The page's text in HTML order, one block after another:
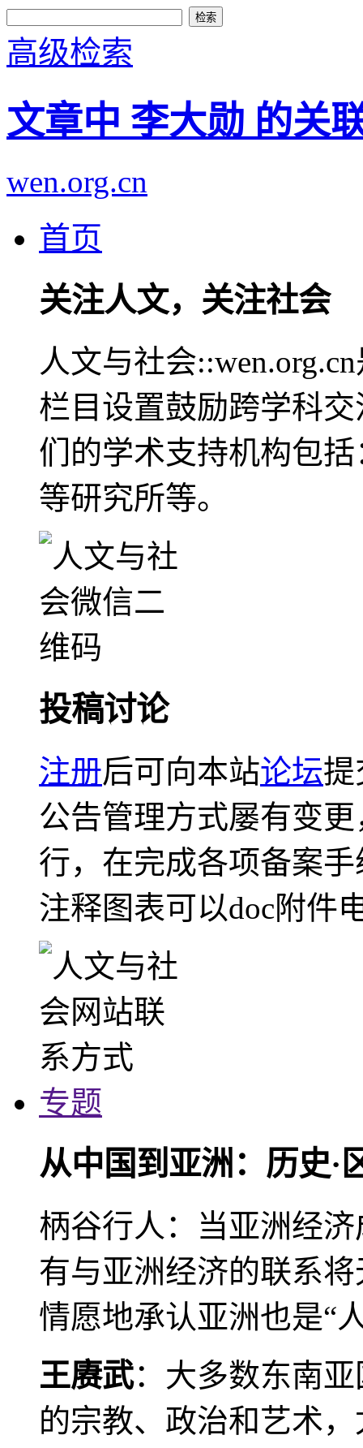
高级检索
文章中 李大勋 的关
wen.org.cn
首页
关注人文，关注社会
人文与社会
栏目设置鼓励跨学科
们的学术支持机构包
等研究所等。
投稿讨论
注册后可向本站论坛提
公告管理方式屡有变
行，在完成各项备案
注释图表可以doc附件
专题
从中国到亚洲：历史·
柄谷行人：当亚洲经
有与亚洲经济的联系
情愿地承认亚洲也是“
王赓武：大多数东南
的宗教、政治和艺术